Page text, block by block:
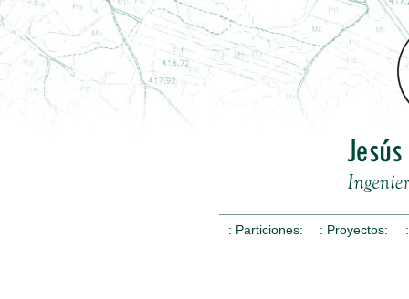
: Particiones: : Proyectos: